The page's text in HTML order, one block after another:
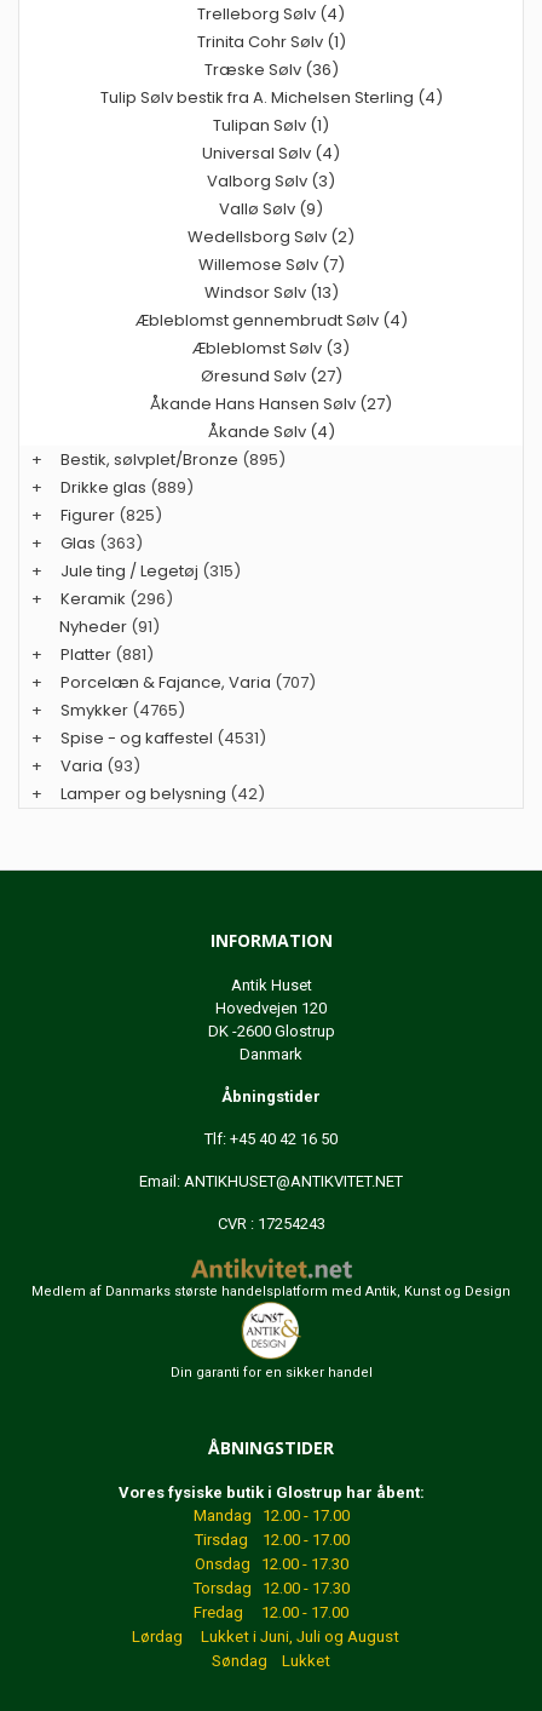
Trelleborg Sølv (4)
Trinita Cohr Sølv (1)
Træske Sølv (36)
Tulip Sølv bestik fra A. Michelsen Sterling (4)
Tulipan Sølv (1)
Universal Sølv (4)
Valborg Sølv (3)
Vallø Sølv (9)
Wedellsborg Sølv (2)
Willemose Sølv (7)
Windsor Sølv (13)
Æbleblomst gennembrudt Sølv (4)
Æbleblomst Sølv (3)
Øresund Sølv (27)
Åkande Hans Hansen Sølv (27)
Åkande Sølv (4)
+
Bestik, sølvplet/Bronze (895)
+
Drikke glas (889)
+
Figurer (825)
+
Glas (363)
+
Jule ting / Legetøj (315)
+
Keramik (296)
Nyheder (91)
+
Platter (881)
+
Porcelæn & Fajance, Varia (707)
+
Smykker (4765)
+
Spise - og kaffestel (4531)
+
Varia (93)
+
Lamper og belysning (42)
INFORMATION
Antik Huset
Hovedvejen 120
DK -2600 Glostrup
Danmark
Åbningstider
Tlf: +45 40 42 16 50
Email: ANTIKHUSET@ANTIKVITET.NET
CVR : 17254243
Medlem af Danmarks største handelsplatform med Antik, Kunst og Design
Din garanti for en sikker handel
ÅBNINGSTIDER
Vores fysiske butik i Glostrup har åbent:
Mandag 12.00 - 17.00
Tirsdag 12.00 - 17.00
Onsdag 12.00 - 17.30
Torsdag 12.00 - 17.30
Fredag 12.00 - 17.00
Lørdag Lukket i Juni, Juli og August
Søndag Lukket